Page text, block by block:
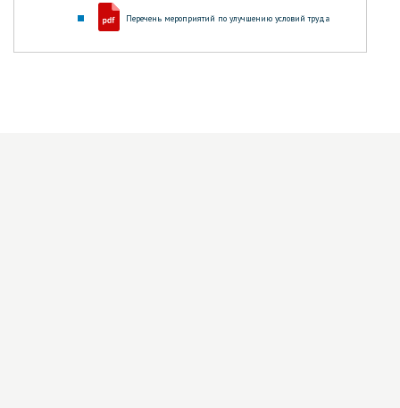
Перечень мероприятий по улучшению условий труда